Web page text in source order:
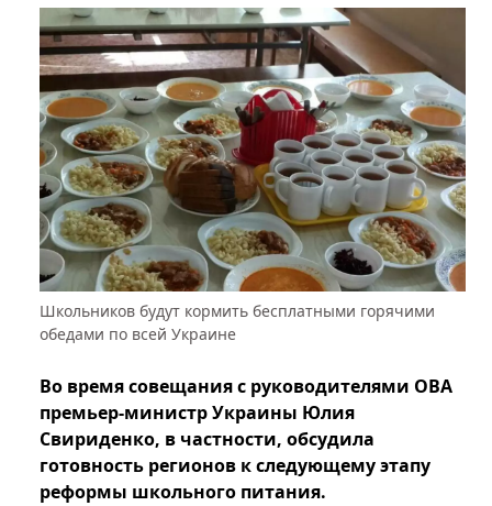
Школьников будут кормить бесплатными горячими
обедами по всей Украине
Во время совещания с руководителями ОВА
премьер-министр Украины Юлия
Свириденко, в частности, обсудила
готовность регионов к следующему этапу
реформы школьного питания.